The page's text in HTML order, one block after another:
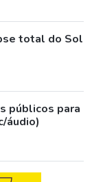
total do Sol
públicos para
áudio)